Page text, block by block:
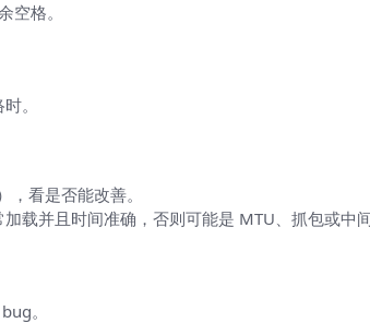
格。
。
看是否能改善。
载并且时间准确，否则可能是 MTU、抓包或中间
。